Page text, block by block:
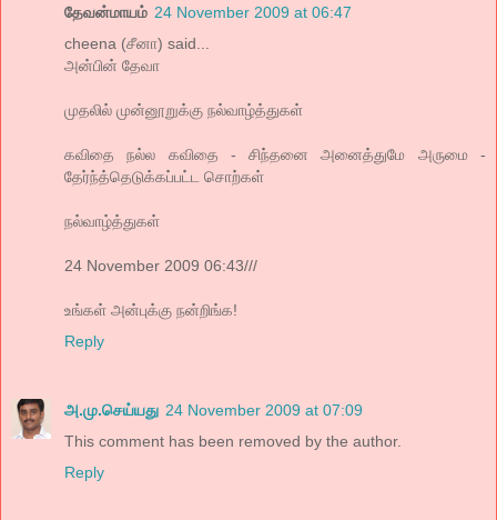
தேவன்மாயம் 24 November 2009 at 06:47
cheena (சீனா) said...
அன்பின் தேவா
முதலில் முன்னூறுக்கு நல்வாழ்த்துகள்
கவிதை நல்ல கவிதை - சிந்தனை அனைத்துமே அருமை -
தேர்ந்த்தெடுக்கப்பட்ட சொற்கள்
நல்வாழ்த்துகள்
24 November 2009 06:43///
உங்கள் அன்புக்கு நன்றிங்க!
Reply
அ.மு.செய்யது 24 November 2009 at 07:09
This comment has been removed by the author.
Reply